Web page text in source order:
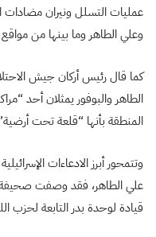
عمليات التسلل ونيران مضادات
وعلي الطاهر وما بينها من مواقع
الطاهر والبوفور يمثلان أحد
المنطقة بأنها “قلعة تحت
وتتمحور أبرز الادعاءات
علي الطاهر، فقد وصفت صحيفة
قيادة لوحدة بدر التابعة لحزب